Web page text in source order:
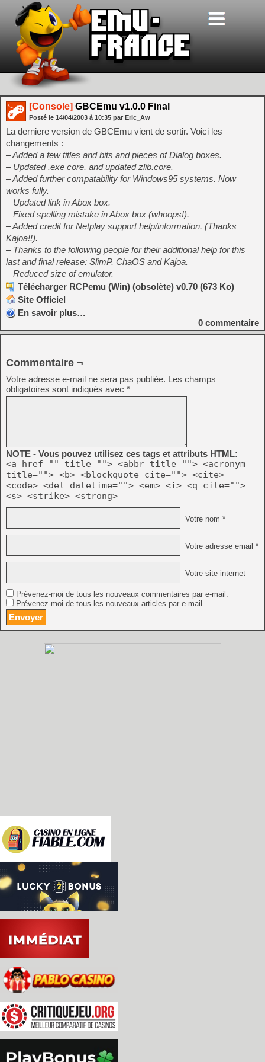
[Console] GBCEmu v1.0.0 Final
Posté le 14/04/2003 à 10:35 par Eric_Aw
La derniere version de GBCEmu vient de sortir. Voici les
changements :
– Added a few titles and bits and pieces of Dialog boxes.
– Updated .exe core, and updated zlib.core.
– Added further compatability for Windows95 systems. Now
works fully.
– Updated link in Abox box.
– Fixed spelling mistake in Abox box (whoops!).
– Added credit for Netplay support help/information. (Thanks
Kajoa!!).
– Thanks to the following people for their additional help for this
last and final release: SlimP, ChaOS and Kajoa.
– Reduced size of emulator.
Télécharger RCPemu (Win) (obsolète) v0.70 (673 Ko)
Site Officiel
En savoir plus…
0 commentaire
Commentaire ¬
Votre adresse e-mail ne sera pas publiée. Les champs
obligatoires sont indiqués avec *
NOTE - Vous pouvez utilisez ces tags et attributs HTML:
<a href="" title=""> <abbr title=""> <acronym
title=""> <b> <blockquote cite=""> <cite>
<code> <del datetime=""> <em> <i> <q cite="">
<s> <strike> <strong>
Votre nom *
Votre adresse email *
Votre site internet
Prévenez-moi de tous les nouveaux commentaires par e-mail.
Prévenez-moi de tous les nouveaux articles par e-mail.